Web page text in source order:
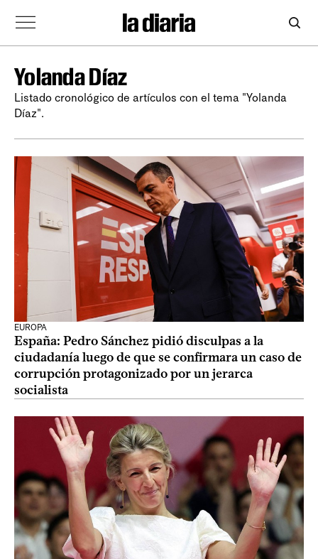
Yolanda Díaz
Listado cronológico de artículos con el tema "Yolanda
Díaz".
EUROPA
España: Pedro Sánchez pidió disculpas a la
ciudadanía luego de que se confirmara un caso de
corrupción protagonizado por un jerarca
socialista